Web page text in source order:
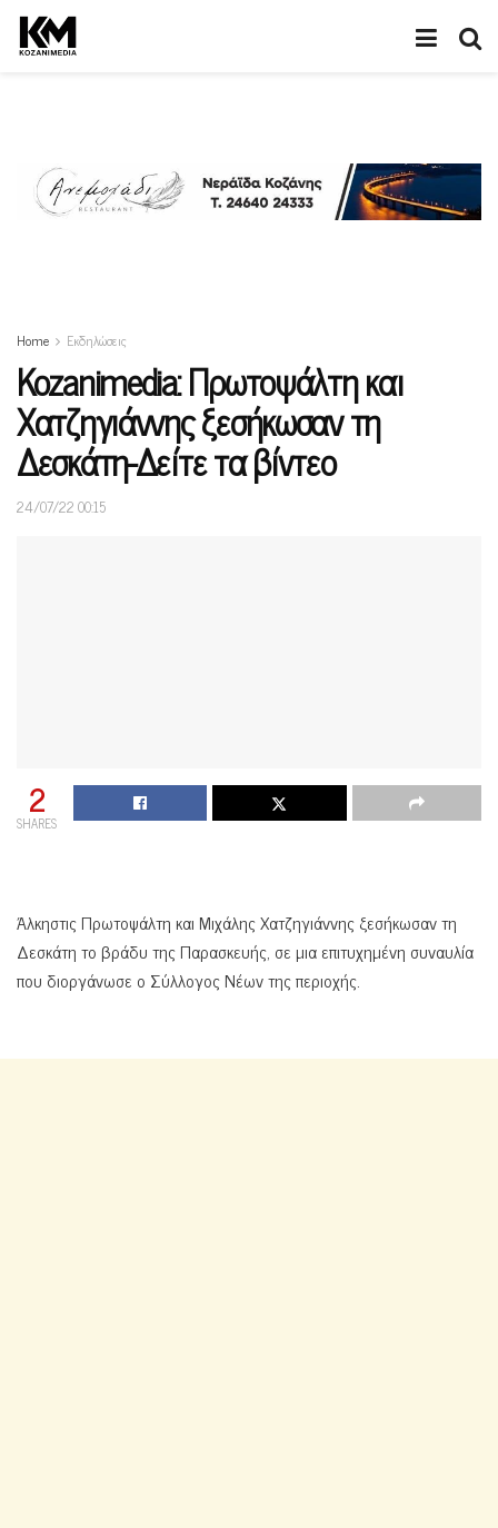
Home Εκδηλώσεις
Kozanimedia: Πρωτοψάλτη και
Χατζηγιάννης ξεσήκωσαν τη
Δεσκάτη-Δείτε τα βίντεο
24/07/22 00:15
2
SHARES
Άλκηστις Πρωτοψάλτη και Μιχάλης Χατζηγιάννης ξεσήκωσαν τη
Δεσκάτη το βράδυ της Παρασκευής, σε μια επιτυχημένη συναυλία
που διοργάνωσε ο Σύλλογος Νέων της περιοχής.